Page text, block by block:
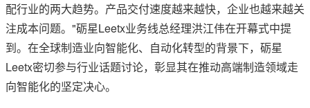
配行业的两大趋势。产品交付速度越来越快，企业也越来越关
注成本问题。"砺星Leetx业务线总经理洪江伟在开幕式中提
到。在全球制造业向智能化、自动化转型的背景下，砺星
Leetx密切参与行业话题讨论，彰显其在推动高端制造领域走
向智能化的坚定决心。